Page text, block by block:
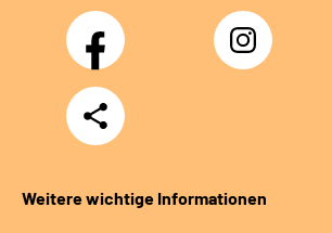
Facebook Instagram
Teilen
Weitere wichtige Informationen